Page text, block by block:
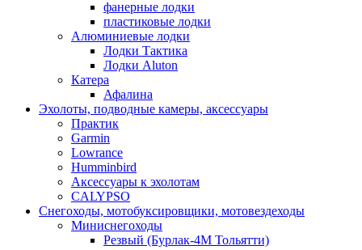
фанерные лодки
пластиковые лодки
Алюминиевые лодки
Лодки Тактика
Лодки Aluton
Катера
Афалина
Эхолоты, подводные камеры, аксессуары
Практик
Garmin
Lowrance
Humminbird
Аксессуары к эхолотам
CALYPSO
Снегоходы, мотобуксировщики, мотовездеходы
Миниснегоходы
Резвый (Бурлак-4М Тольятти)